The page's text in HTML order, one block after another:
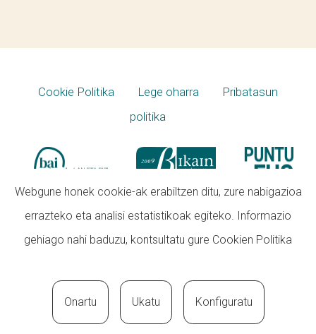
Cookie Politika Lege oharra
Pribatasun
politika
Webgune honek cookie-ak erabiltzen ditu, zure nabigazioa
errazteko eta analisi estatistikoak egiteko. Informazio
gehiago nahi baduzu, kontsultatu gure Cookien Politika
Onartu Ukatu Konfiguratu